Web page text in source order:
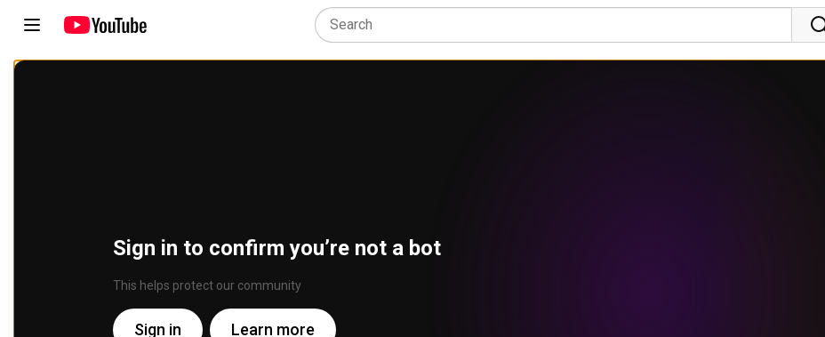
Sign in to confirm you’re not a bot
This helps protect our community
Sign in Learn more